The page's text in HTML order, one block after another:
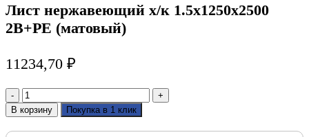
Лист нержавеющий х/к 1.5х1250х2500
2B+PE (матовый)
11234,70 ₽
Количество
товара
Лист
нержавеющий
В корзину Покупка в 1 клик